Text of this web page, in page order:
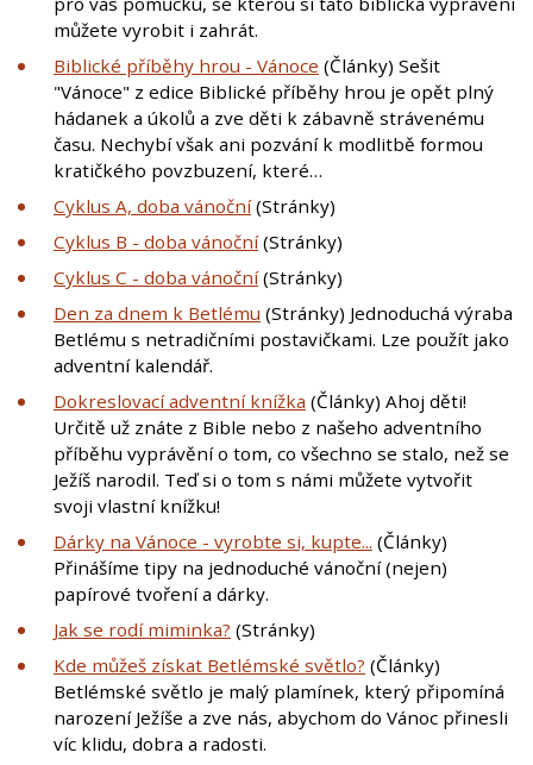
můžete vyrobit i zahrát.
Biblické příběhy hrou - Vánoce (Články) Sešit
"Vánoce" z edice Biblické příběhy hrou je opět plný
hádanek a úkolů a zve děti k zábavně strávenému
času. Nechybí však ani pozvání k modlitbě formou
kratičkého povzbuzení, které…
Cyklus A, doba vánoční(Stránky)
Cyklus B - doba vánoční(Stránky)
Cyklus C - doba vánoční(Stránky)
Den za dnem k Betlému (Stránky) Jednoduchá výraba
Betlému s netradičními postavičkami. Lze použít jako
adventní kalendář.
Dokreslovací adventní knížka (Články) Ahoj děti!
Určitě už znáte z Bible nebo z našeho adventního
příběhu vyprávění o tom, co všechno se stalo, než se
Ježíš narodil. Teď si o tom s námi můžete vytvořit
svoji vlastní knížku!
Dárky na Vánoce - vyrobte si, kupte... (Články)
Přinášíme tipy na jednoduché vánoční (nejen)
papírové tvoření a dárky.
Jak se rodí miminka? (Stránky)
Kde můžeš získat Betlémské světlo? (Články)
Betlémské světlo je malý plamínek, který připomíná
narození Ježíše a zve nás, abychom do Vánoc přinesli
víc klidu, dobra a radosti.